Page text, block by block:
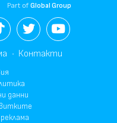
Part ofGlobal Group
Контакти
данни